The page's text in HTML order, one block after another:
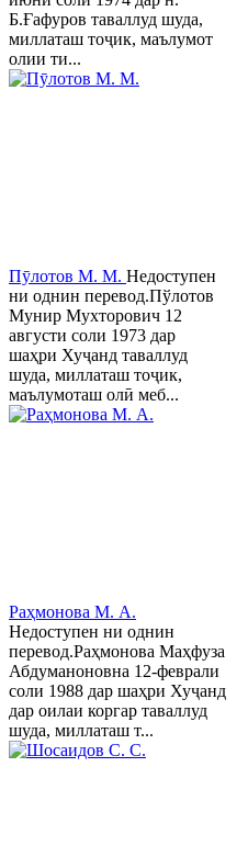
Б.Ғафуров таваллуд шуда,
миллаташ тоҷик, маълумот
олии ти...
Пӯлотов М. М. Недоступен
ни однин перевод.Пўлотов
Мунир Мухторович 12
августи соли 1973 дар
шаҳри Хуҷанд таваллуд
шуда, миллаташ тоҷик,
маълумоташ олӣ меб...
Раҳмонова М. А.
Недоступен ни однин
перевод.Раҳмонова Маҳфуза
Абдуманоновна 12-феврали
соли 1988 дар шаҳри Хуҷанд
дар оилаи коргар таваллуд
шуда, миллаташ т...